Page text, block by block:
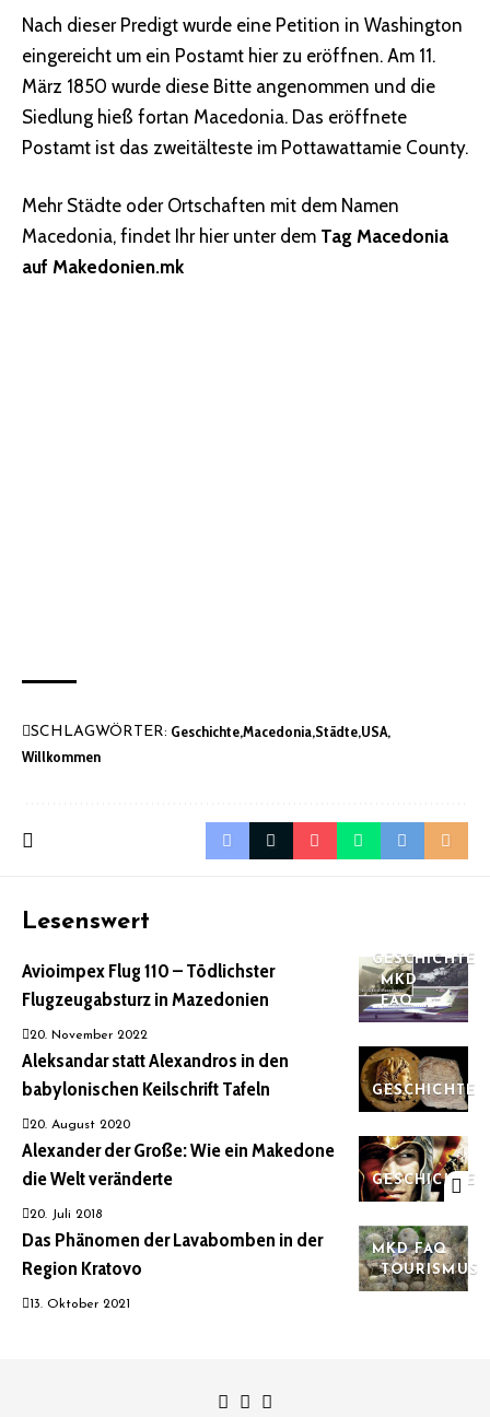
Nach dieser Predigt wurde eine Petition in Washington
eingereicht um ein Postamt hier zu eröffnen. Am 11.
März 1850 wurde diese Bitte angenommen und die
Siedlung hieß fortan Macedonia. Das eröffnete
Postamt ist das zweitälteste im Pottawattamie County.
Mehr Städte oder Ortschaften mit dem Namen
Macedonia, findet Ihr hier unter dem Tag Macedonia
auf Makedonien.mk
SCHLAGWÖRTER: GeschichteMacedonia Städte USA
Willkommen
Lesenswert
GESCHICHTE
MKD
FAQ
Avioimpex Flug 110 – Tödlichster
Flugzeugabsturz in Mazedonien
20. November 2022
GESCHICHTE
Aleksandar statt Alexandros in den
babylonischen Keilschrift Tafeln
20. August 2020
GESCHICHTE
Alexander der Große: Wie ein Makedone
die Welt veränderte
20. Juli 2018
MKD FAQ
TOURISMUS
Das Phänomen der Lavabomben in der
Region Kratovo
13. Oktober 2021